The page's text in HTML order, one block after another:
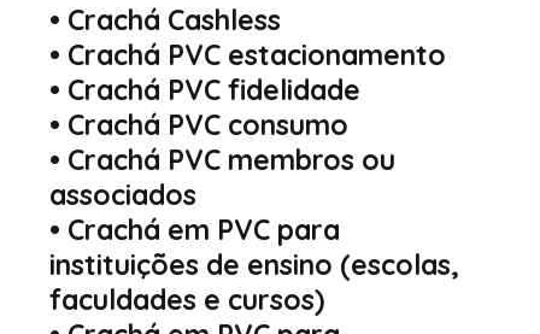
• Crachá Cashless
• Crachá PVC estacionamento
• Crachá PVC fidelidade
• Crachá PVC consumo
• Crachá PVC membros ou
associados
• Crachá em PVC para
instituições de ensino (escolas,
faculdades e cursos)